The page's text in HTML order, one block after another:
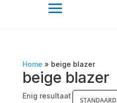
Home » beige blazer
beige blazer
Enig resultaat